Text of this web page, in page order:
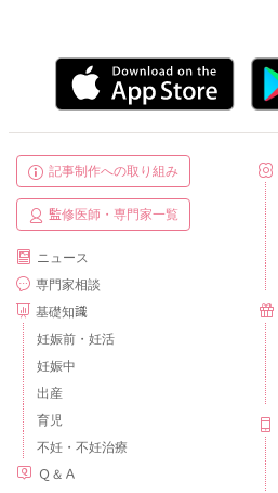
記事制作への取り組み
監修医師・専門家一覧
ニュース
専門家相談
基礎知識
妊娠前・妊活
妊娠中
出産
育児
不妊・不妊治療
Ｑ＆Ａ